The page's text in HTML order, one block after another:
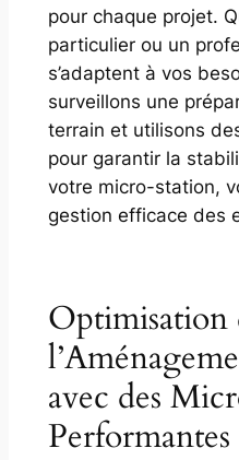
pour chaque projet.
particulier ou un
s’adaptent à vos
surveillons une
terrain et utilisons
pour garantir la
votre micro-station,
gestion efficace des
Optimisation
avec des
Performantes